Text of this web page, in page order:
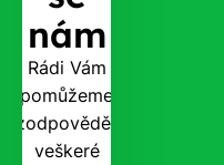
nám
Rádi Vám
pomůžeme
zodpovědět
veškeré